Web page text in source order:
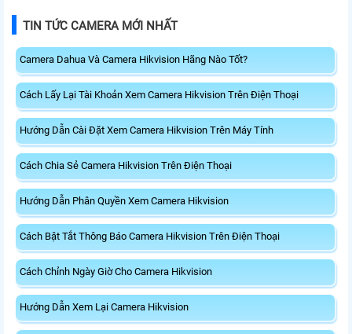
TIN TỨC CAMERA MỚI NHẤT
Camera Dahua Và Camera Hikvision Hãng Nào Tốt?
Cách Lấy Lại Tài Khoản Xem Camera Hikvision Trên Điện Thoại
Hướng Dẫn Cài Đặt Xem Camera Hikvision Trên Máy Tính
Cách Chia Sẻ Camera Hikvision Trên Điện Thoại
Hướng Dẫn Phân Quyền Xem Camera Hikvision
Cách Bật Tắt Thông Báo Camera Hikvision Trên Điện Thoại
Cách Chỉnh Ngày Giờ Cho Camera Hikvision
Hướng Dẫn Xem Lại Camera Hikvision